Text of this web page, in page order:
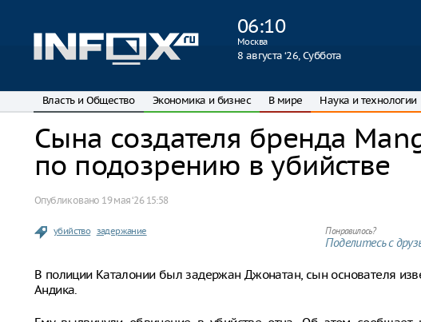
06:10
Москва
8 августа ‘26, Суббота
Власть и Общество Экономика и бизнес В мире Наука и технологии
Сына создателя бренда
по подозрению в убийстве
Опубликовано 19 мая ‘26 15:58
убийство задержание Понравилось?
Поделитесь с
В полиции Каталонии был задержан Джонатан, сын основателя
Андика.